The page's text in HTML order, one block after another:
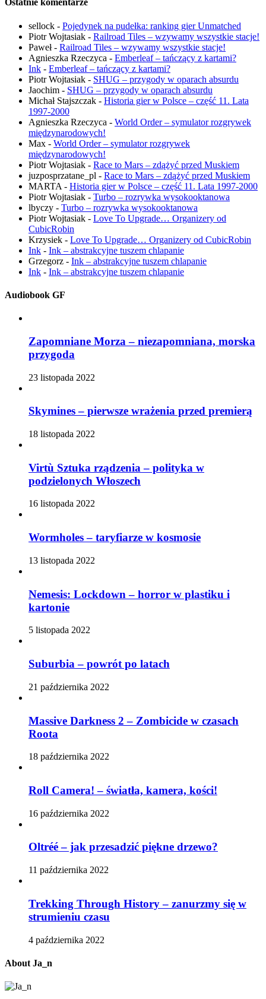
Ostatnie komentarze
sellock - Pojedynek na pudełka: ranking gier Unmatched
Piotr Wojtasiak - Railroad Tiles – wzywamy wszystkie stacje!
Paweł- Railroad Tiles – wzywamy wszystkie stacje!
Agnieszka Rzeczyca - Emberleaf – tańczący z kartami?
Ink - Emberleaf – tańczący z kartami?
Piotr Wojtasiak - SHUG – przygody w oparach absurdu
Jaochim - SHUG – przygody w oparach absurdu
Michał Stajszczak - Historia gier w Polsce – część 11. Lata
1997-2000
Agnieszka Rzeczyca - World Order – symulator rozgrywek
międzynarodowych!
Max - World Order – symulator rozgrywek
międzynarodowych!
Piotr Wojtasiak - Race to Mars – zdążyć przed Muskiem
juzposprzatane_pl - Race to Mars – zdążyć przed Muskiem
MARTA - Historia gier w Polsce – część 11. Lata 1997-2000
Piotr Wojtasiak - Turbo – rozrywka wysokooktanowa
lbyczy - Turbo – rozrywka wysokooktanowa
Piotr Wojtasiak - Love To Upgrade… Organizery od
CubicRobin
Krzysiek - Love To Upgrade… Organizery od CubicRobin
Ink - Ink – abstrakcyjne tuszem chlapanie
Grzegorz - Ink – abstrakcyjne tuszem chlapanie
Ink - Ink – abstrakcyjne tuszem chlapanie
Audiobook GF
Zapomniane Morza – niezapomniana, morska
przygoda
23 listopada 2022
Skymines – pierwsze wrażenia przed premierą
18 listopada 2022
Virtù Sztuka rządzenia – polityka w
podzielonych Włoszech
16 listopada 2022
Wormholes – taryfiarze w kosmosie
13 listopada 2022
Nemesis: Lockdown – horror w plastiku i
kartonie
5 listopada 2022
Suburbia – powrót po latach
21 października 2022
Massive Darkness 2 – Zombicide w czasach
Roota
18 października 2022
Roll Camera! – światła, kamera, kości!
16 października 2022
Oltréé – jak przesadzić piękne drzewo?
11 października 2022
Trekking Through History – zanurzmy się w
strumieniu czasu
4 października 2022
About Ja_n